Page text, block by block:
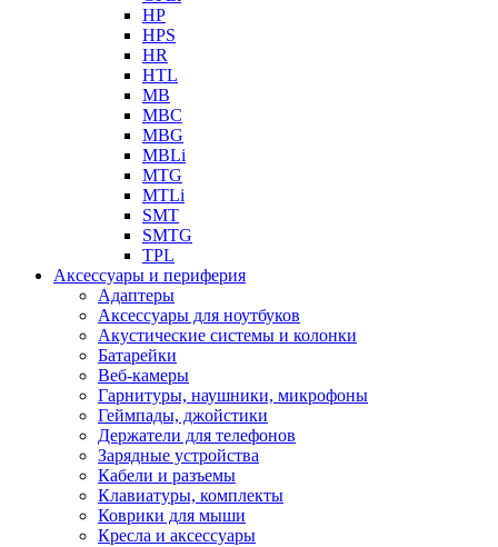
HP
HPS
HR
HTL
MB
MBC
MBG
MBLi
MTG
MTLi
SMT
SMTG
TPL
Аксессуары и периферия
Адаптеры
Аксессуары для ноутбуков
Акустические системы и колонки
Батарейки
Веб-камеры
Гарнитуры, наушники, микрофоны
Геймпады, джойстики
Держатели для телефонов
Зарядные устройства
Кабели и разъемы
Клавиатуры, комплекты
Коврики для мыши
Кресла и аксессуары